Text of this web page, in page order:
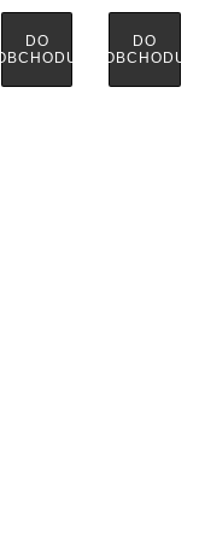
DO
OBCHODU
DO
OBCHODU